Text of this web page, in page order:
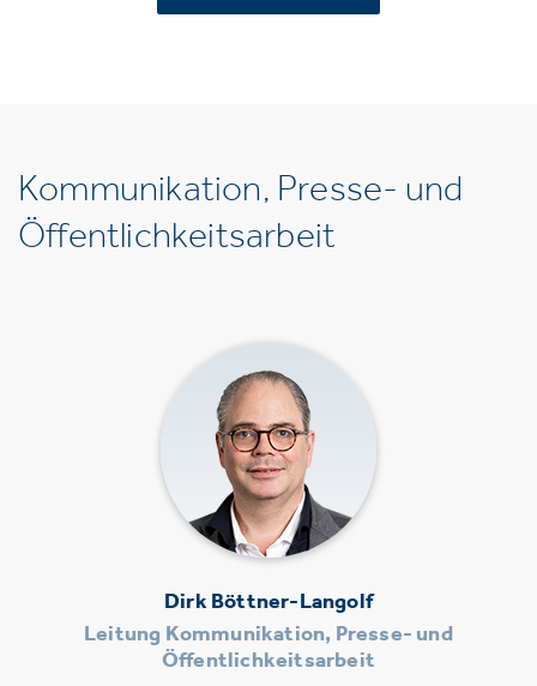
Kommunikation, Presse- und
Öffentlichkeitsarbeit
Dirk Böttner-Langolf
Leitung Kommunikation, Presse- und
Öffentlichkeitsarbeit